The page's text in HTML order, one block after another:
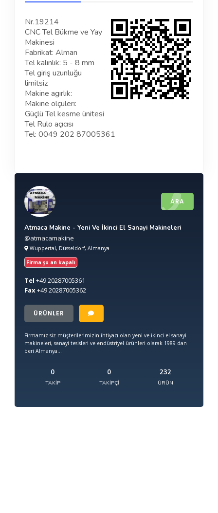
Nr.19214
CNC Tel Bükme ve Yay
Makinesi
Fabrikat: Alman
Tel kalınlık: 5 - 8 mm
Tel giriş uzunluğu
limitsiz
Makine agırlık:
Makine ölçüleri:
Güçlü Tel kesme ünitesi
Tel Rulo açıcısı
Tel: 0049 202 87005361
ARA
Atmaca Makine - Yeni Ve İkinci El Sanayi Makineleri
@atmacamakine
Wuppertal, Düsseldorf, Almanya
Firma şu an kapalı
Tel +4920287005361
Fax+4920287005362
ÜRÜNLER
Firmamız siz müşterilerimizin ihtiyacı olan yeni ve ikinci el sanayi
makineleri, sanayi tesisleri ve endüstriyel ürünleri olarak 1989 dan
beri Almanya...
0
TAKIP
0
TAKIPÇI
232
ÜRÜN